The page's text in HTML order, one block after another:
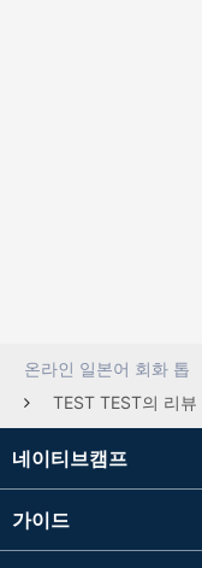
온라인 일본어 회화 톱
TEST TEST의 리뷰
네이티브캠프
가이드